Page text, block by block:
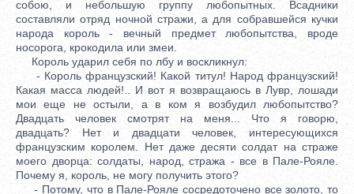
собою, и небольшую группу любопытных. Всадники
составляли отряд ночной стражи, а для собравшейся кучки
народа король - вечный предмет любопытства, вроде
носорога, крокодила или змеи.
Король ударил себя по лбу и воскликнул:
- Король французский! Какой титул! Народ французский!
Какая масса людей!.. И вот я возвращаюсь в Лувр, лошади
мои еще не остыли, а в ком я возбудил любопытство?
Двадцать человек смотрят на меня... Что я говорю,
двадцать? Нет и двадцати человек, интересующихся
французским королем. Нет даже десяти солдат на страже
моего дворца: солдаты, народ, стража - все в Пале-Рояле.
Почему я, король, не могу получить этого?
- Потому, что в Пале-Рояле сосредоточено все золото, то